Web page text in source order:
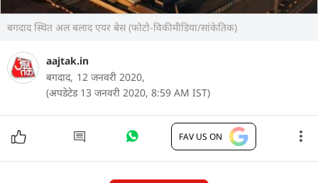
बगदाद स्थित अल बलाद एयर बेस (फोटो-विकीमीडिया/सांकेतिक)
aajtak.in
बगदाद, 12 जनवरी 2020,
(अपडेटेड 13 जनवरी 2020, 8:59 AM IST)
FAV US ON